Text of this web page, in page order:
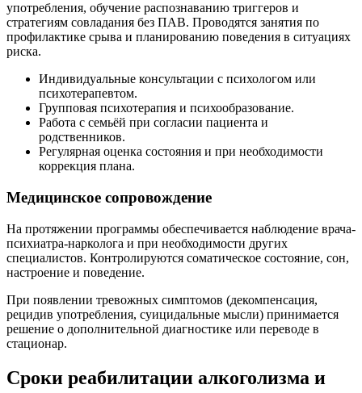
употребления, обучение распознаванию триггеров и
стратегиям совладания без ПАВ. Проводятся занятия по
профилактике срыва и планированию поведения в ситуациях
риска.
Индивидуальные консультации с психологом или
психотерапевтом.
Групповая психотерапия и психообразование.
Работа с семьёй при согласии пациента и
родственников.
Регулярная оценка состояния и при необходимости
коррекция плана.
Медицинское сопровождение
На протяжении программы обеспечивается наблюдение врача-
психиатра-нарколога и при необходимости других
специалистов. Контролируются соматическое состояние, сон,
настроение и поведение.
При появлении тревожных симптомов (декомпенсация,
рецидив употребления, суицидальные мысли) принимается
решение о дополнительной диагностике или переводе в
стационар.
Сроки реабилитации алкоголизма и